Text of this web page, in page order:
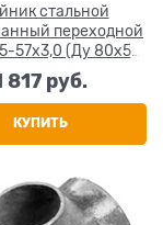
стальной
переходной
57х3,0 (Ду 80х50)
ГОСТ 17376-2001
817 руб.
КУПИТЬ